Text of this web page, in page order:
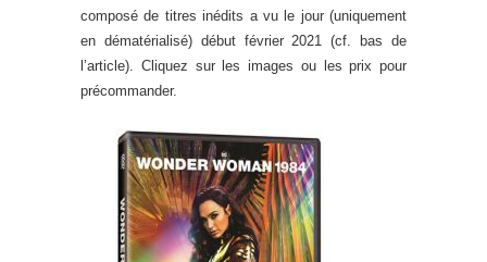
composé de titres inédits a vu le jour (uniquement
en dématérialisé) début février 2021 (cf. bas de
l’article). Cliquez sur les images ou les prix pour
précommander.